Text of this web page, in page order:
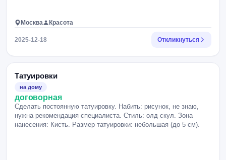
Москва Красота
2025-12-18 Откликнуться
Татуировки
на дому
договорная
Сделать постоянную татуировку. Набить: рисунок, не знаю,
нужна рекомендация специалиста. Стиль: олд скул. Зона
нанесения: Кисть. Размер татуировки: небольшая (до 5 см).